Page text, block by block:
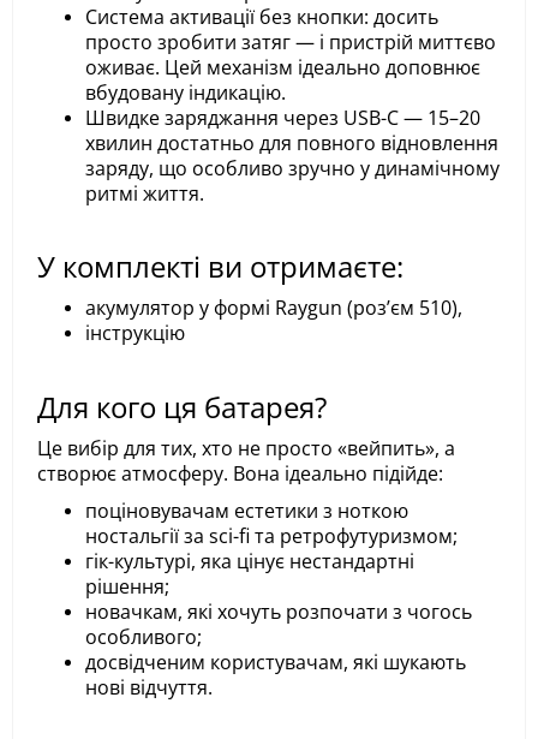
Система активації без кнопки: досить
просто зробити затяг — і пристрій миттєво
оживає. Цей механізм ідеально доповнює
вбудовану індикацію.
Швидке заряджання через USB-C — 15–20
хвилин достатньо для повного відновлення
заряду, що особливо зручно у динамічному
ритмі життя.
У комплекті ви отримаєте:
акумулятор у формі Raygun (роз’єм 510),
інструкцію
Для кого ця батарея?
Це вибір для тих, хто не просто «вейпить», а
створює атмосферу. Вона ідеально підійде:
поціновувачам естетики з ноткою
ностальгії за sci-fi та ретрофутуризмом;
гік-культурі, яка цінує нестандартні
рішення;
новачкам, які хочуть розпочати з чогось
особливого;
досвідченим користувачам, які шукають
нові відчуття.